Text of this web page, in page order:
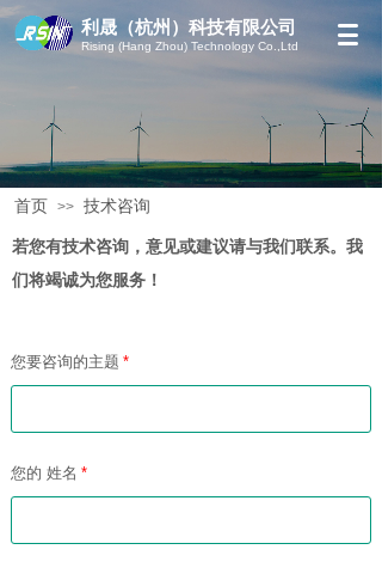
利晟（杭州）科技有限公司
Rising (Hang Zhou) Technology Co.,Ltd
首页 >> 技术咨询
您要咨询的主题 *
您的 姓名 *
若您有技术咨询，意见或建议请与我们联系。我
们将竭诚为您服务！